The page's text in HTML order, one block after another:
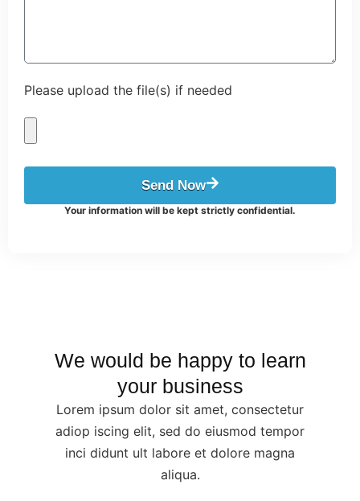
Please upload the file(s) if needed
Send Now
Your information will be kept strictly confidential.
We would be happy to learn
your business
Lorem ipsum dolor sit amet, consectetur
adiop iscing elit, sed do eiusmod tempor
inci didunt ult labore et dolore magna
aliqua.